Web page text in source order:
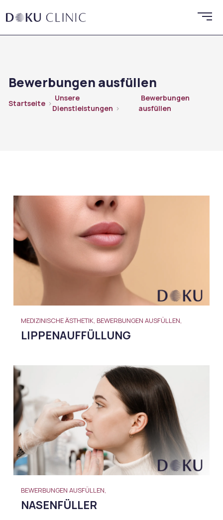
Bewerbungen ausfüllen
Startseite
Unsere
Dienstleistungen
Bewerbungen
ausfüllen
MEDIZINISCHE ÄSTHETIK, BEWERBUNGEN AUSFÜLLEN,
LIPPENAUFFÜLLUNG
BEWERBUNGEN AUSFÜLLEN,
NASENFÜLLER